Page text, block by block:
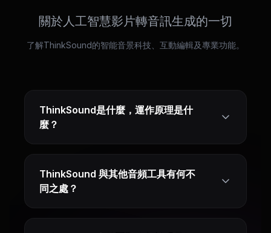
關於人工智慧影片轉音訊生成的一切
了解ThinkSound的智能音景科技、互動編輯及專業功能。
ThinkSound是什麼，運作原理是什
麼？
ThinkSound 與其他音頻工具有何不
同之處？